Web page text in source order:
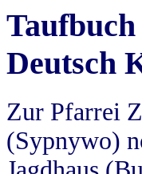
Deutsch
Zur Pfarrei
(Sypnywo)